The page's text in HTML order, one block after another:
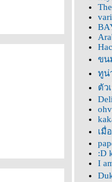
ขน
ทูน่
ตัว
เมื่
:D
I